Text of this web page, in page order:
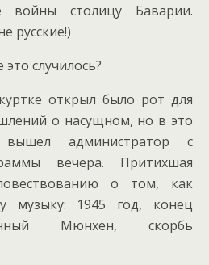
столицу Баварии.
русские!)
случилось?
открыл было рот для
о насущном, но в это
администратор с
вечера. Притихшая
о том, как
музыку: 1945 год, конец
Мюнхен, скорбь